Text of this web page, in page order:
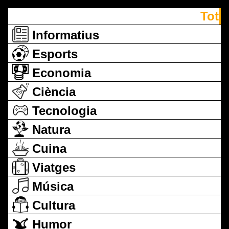
Tot
Informatius
Esports
Economia
Ciència
Tecnologia
Natura
Cuina
Viatges
Música
Cultura
Humor